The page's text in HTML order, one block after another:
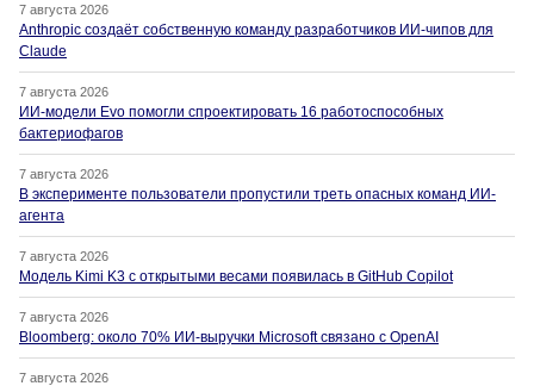
7 августа 2026
Anthropic создаёт собственную команду разработчиков ИИ-чипов для
Claude
7 августа 2026
ИИ-модели Evo помогли спроектировать 16 работоспособных
бактериофагов
7 августа 2026
В эксперименте пользователи пропустили треть опасных команд ИИ-
агента
7 августа 2026
Модель Kimi K3 с открытыми весами появилась в GitHub Copilot
7 августа 2026
Bloomberg: около 70% ИИ-выручки Microsoft связано с OpenAI
7 августа 2026